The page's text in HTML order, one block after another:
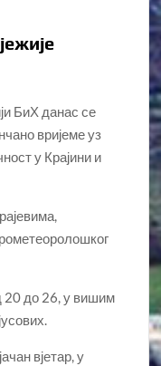
БиХ данас се
вријеме уз
у Крајини и
20 до 26, у вишим
вјетар, у